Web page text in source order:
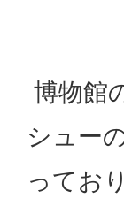
博物館
シュー
ってお